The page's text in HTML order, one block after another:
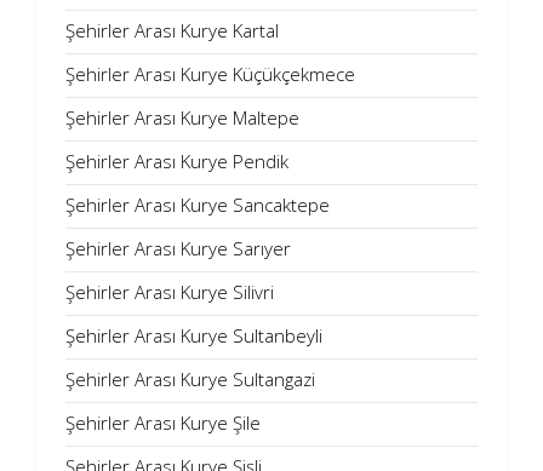
Şehirler Arası Kurye Kartal
Şehirler Arası Kurye Küçükçekmece
Şehirler Arası Kurye Maltepe
Şehirler Arası Kurye Pendik
Şehirler Arası Kurye Sancaktepe
Şehirler Arası Kurye Sarıyer
Şehirler Arası Kurye Silivri
Şehirler Arası Kurye Sultanbeyli
Şehirler Arası Kurye Sultangazi
Şehirler Arası Kurye Şile
Şehirler Arası Kurye Şişli